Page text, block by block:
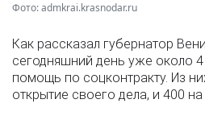
Фото: admkrai.krasnodar.ru
Как рассказал губернатор
сегодняшний день уже около
помощь по соцконтракту. Из
открытие своего дела, и 400